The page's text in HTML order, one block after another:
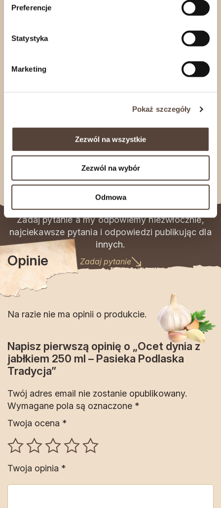
Preferencje
Statystyka
Marketing
Pokaż szczegóły
Zezwól na wszystkie
Zezwól na wybór
Odmowa
Mieszanka Studencka z żurawiną
500 g – Spice Tree
22,79zł
Świeca
48,98zł
Zadaj pytanie a my odpowiemy niezwłocznie,
najciekawsze pytania i odpowiedzi publikując dla
innych.
Zadaj pytanie
Opinie
Na razie nie ma opinii o produkcie.
Napisz pierwszą opinię o „Ocet dynia z
jabłkiem 250 ml – Pasieka Podlaska
Tradycja”
Twój adres email nie zostanie opublikowany.
Wymagane pola są oznaczone *
Twoja ocena *
Twoja opinia *